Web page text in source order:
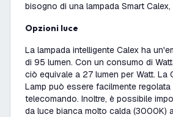
bisogno di una lampada Smart Calex,
Opzioni luce
La lampada intelligente Calex ha
di 95 lumen. Con un consumo di
ciò equivale a 27 lumen per Watt. La
Lamp può essere facilmente
telecomando. Inoltre, è possibile
da luce bianca molto calda (3000K)